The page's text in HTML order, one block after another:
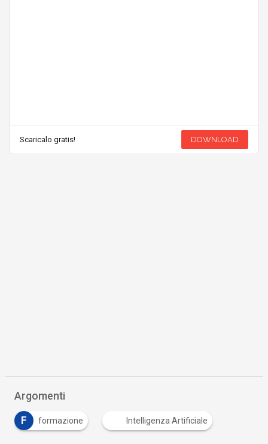
Scaricalo gratis! DOWNLOAD
Argomenti
F formazione Intelligenza Artificiale